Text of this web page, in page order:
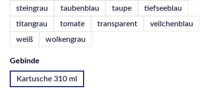
steingrau
taubenblau taupe
tiefseeblau
titangrau
tomate transparent
veilchenblau
weiß
wolkengrau
Gebinde
Kartusche 310 ml